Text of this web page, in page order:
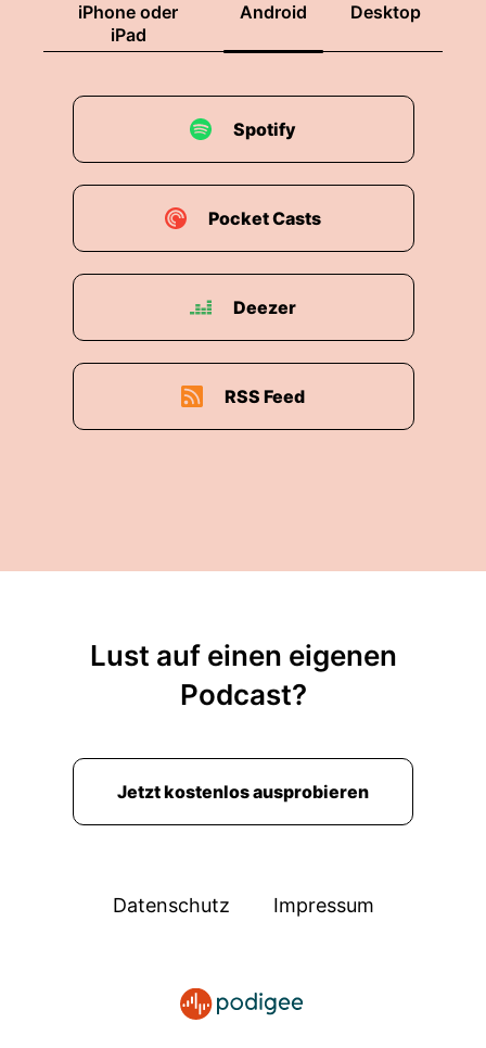
iPhone oder
iPad
Android Desktop
Spotify
Pocket Casts
Deezer
RSS Feed
Lust auf einen eigenen
Podcast?
Jetzt kostenlos ausprobieren
Datenschutz Impressum